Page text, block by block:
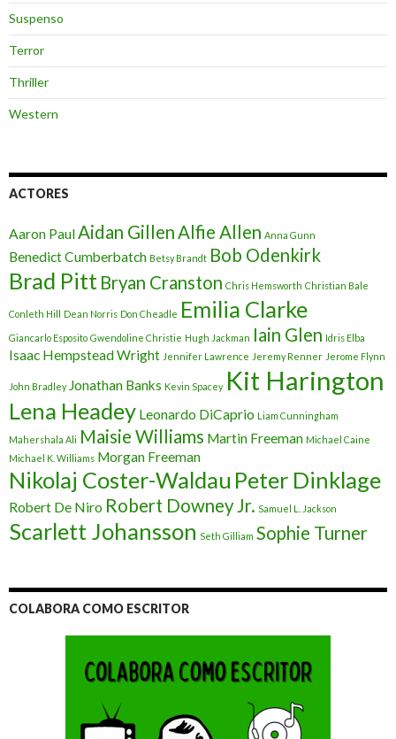
Suspenso
Terror
Thriller
Western
ACTORES
Aaron PaulAidan GillenAlfie Allen Anna Gunn
Benedict Cumberbatch Betsy Brandt Bob Odenkirk
Brad Pitt Bryan Cranston Chris Hemsworth Christian Bale
Conleth Hill Dean Norris Don Cheadle Emilia Clarke
Giancarlo Esposito Gwendoline Christie Hugh Jackman Iain Glen Idris Elba
Isaac Hempstead Wright Jennifer Lawrence Jeremy Renner Jerome Flynn
John Bradley Jonathan Banks Kevin Spacey Kit Harington
Lena Headey Leonardo DiCaprio Liam Cunningham
Mahershala Ali Maisie Williams Martin Freeman Michael Caine
Michael K. Williams Morgan Freeman
Nikolaj Coster-Waldau Peter Dinklage
Robert De Niro Robert Downey Jr. Samuel L. Jackson
Scarlett Johansson Seth Gilliam Sophie Turner
COLABORA COMO ESCRITOR